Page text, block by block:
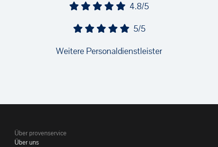
4.8/5
5/5
Weitere Personaldienstleister
Über provenservice
Über uns